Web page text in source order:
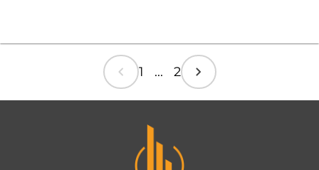
chevron_left 1 ... 2 chevron_right